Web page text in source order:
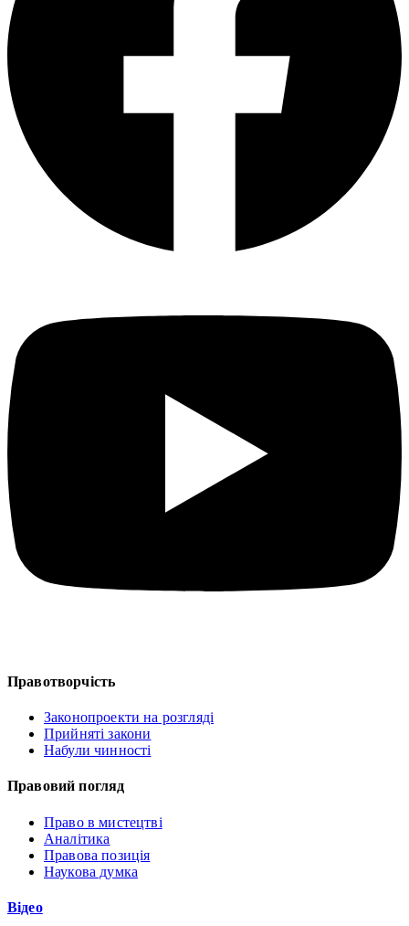
Правотворчість
Законопроекти на розгляді
Прийняті закони
Набули чинності
Правовий погляд
Право в мистецтві
Аналітика
Правова позиція
Наукова думка
Відео